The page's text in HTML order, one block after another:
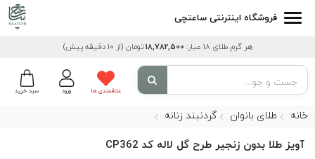
فروشگاه اینترنتی ساعتچی
هر گرم طلای 18 عیار: 18,782,500تومان (از 10 دقیقه پیش)
سبد خرید ورود علاقمندی ها
خانه طلای بانوان گردنبند زنانه
آویز طلا بدون زنجیر طرح گل لاله کد CP362